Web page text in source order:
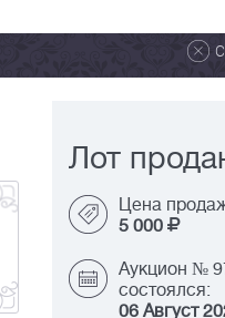
Лот
Цена
5 000
Аукцион №
состоялся:
06 Август